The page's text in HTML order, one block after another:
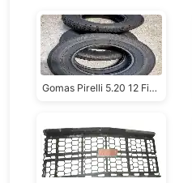
Gomas Pirelli 5.20 12 Fiat 600